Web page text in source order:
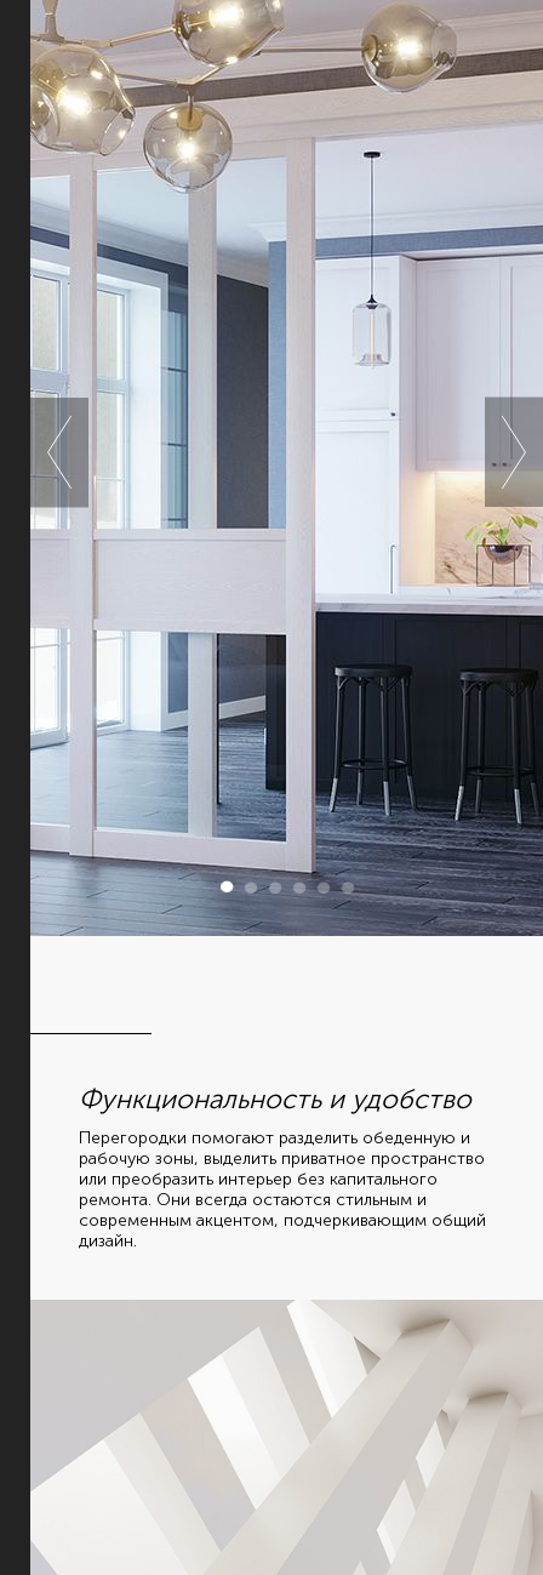
Функциональность и удобство
Перегородки помогают разделить обеденную и
рабочую зоны, выделить приватное пространство
или преобразить интерьер без капитального
ремонта. Они всегда остаются стильным и
современным акцентом, подчеркивающим общий
дизайн.